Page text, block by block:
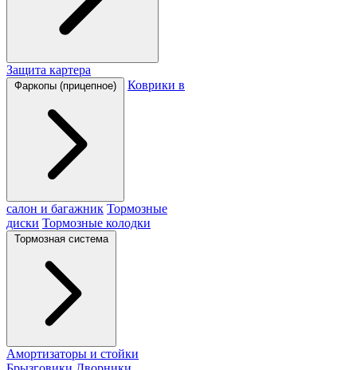
Защита картера
Фаркопы (прицепное) Коврики в
салон и багажник Тормозные
диски Тормозные колодки
Тормозная система
Амортизаторы и стойки